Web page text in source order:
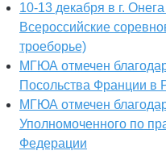
10-13 декабря в г.
Всероссийские
троеборье)
МГЮА отмечен
Посольства Франции в
МГЮА отмечен
Уполномоченного по
Федерации